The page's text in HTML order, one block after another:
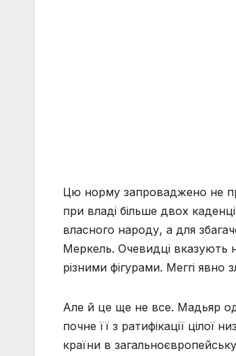
Цю норму запроваджено не
при владі більше двох
власного народу, а для
Меркель. Очевидці вказують
різними фігурами. Меггі явно
Але й це ще не все. Мадьяр
почне її з ратифікації цілої
країни в